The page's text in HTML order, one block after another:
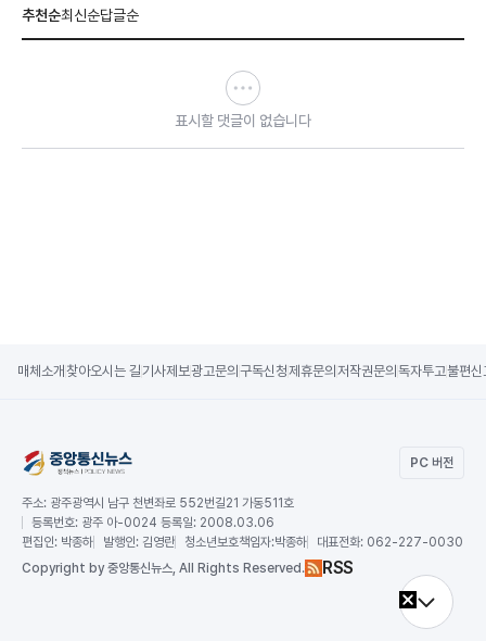
추천순최신순답글순
표시할 댓글이 없습니다
매체소개 찾아오시는 길기사제보광고문의 구독신청제휴문의 저작권문의 독자투고불편신
PC 버전
주소: 광주광역시 남구 천변좌로 552번길21 가동511호
등록번호: 광주 아-0024 등록일: 2008.03.06
편집인: 박종하 발행인: 김영란 청소년보호책임자:박종하 대표전화: 062-227-0030
Copyright by 중앙통신뉴스, All Rights Reserved. RSS